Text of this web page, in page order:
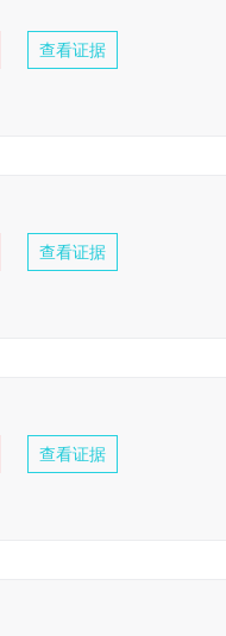
查看证据
查看证据
查看证据